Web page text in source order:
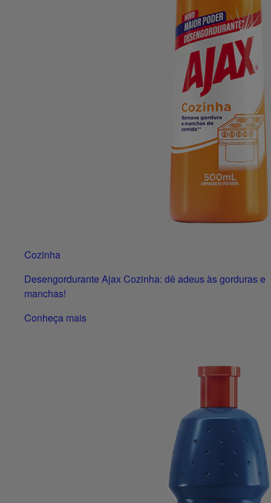
Cozinha
Desengordurante Ajax Cozinha: dê adeus às gorduras e
manchas!
Conheça mais